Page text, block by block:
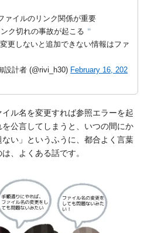
ァイルのリンク関係が重要
ク切れの事故が起こる
更しないと追加できない情報はファ
計者 (@rivi_h30) February 16, 202
ル名を変更すれば参照エラーを起
公言してしまうと、いつの間にか
ない」というふうに、都合よく言葉
、よくある話です。